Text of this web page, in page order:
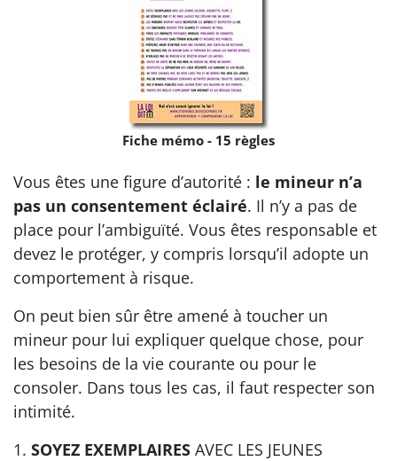
Fiche mémo - 15 règles
Vous êtes une figure d’autorité : le mineur n’a
pas un consentement éclairé. Il n’y a pas de
place pour l’ambiguïté. Vous êtes responsable et
devez le protéger, y compris lorsqu’il adopte un
comportement à risque.
On peut bien sûr être amené à toucher un
mineur pour lui expliquer quelque chose, pour
les besoins de la vie courante ou pour le
consoler. Dans tous les cas, il faut respecter son
intimité.
1. SOYEZ EXEMPLAIRES AVEC LES JEUNES